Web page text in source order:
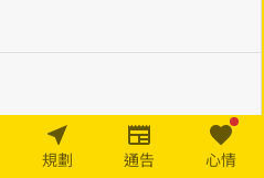
規劃 通告 心情